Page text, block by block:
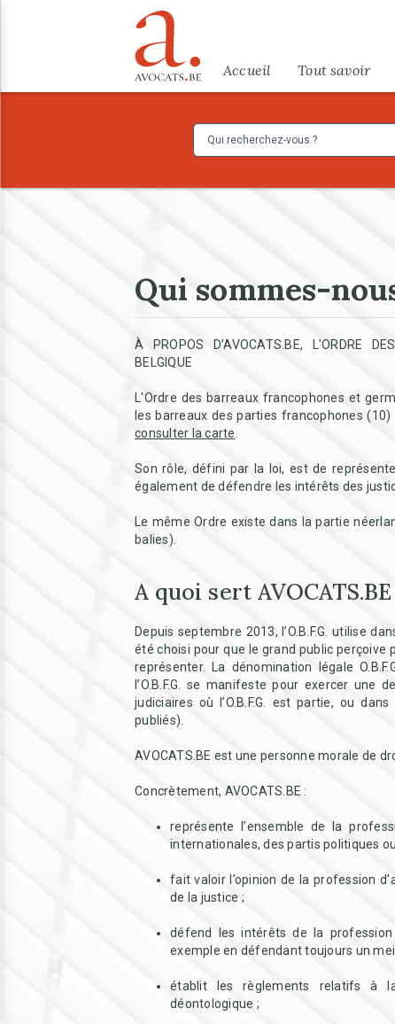
Menu
Accueil Tout savoir
Qui sommes-
À PROPOS D’AVOCATS.BE, L'ORDRE
BELGIQUE
L'Ordre des barreaux francophones et
les barreaux des parties francophones
consulter la carte
Son rôle, défini par la loi, est de
également de défendre les intérêts des
Le même Ordre existe dans la partie
balies).
A quoi sert AVOCATS.BE
Depuis septembre 2013, l’O.B.F.G. utilise
été choisi pour que le grand public perçoive
représenter. La dénomination légale
l’O.B.F.G. se manifeste pour exercer une
judiciaires où l’O.B.F.G. est partie, ou
publiés).
AVOCATS.BE est une personne morale de
Concrètement, AVOCATS.BE :
représente l’ensemble de la
internationales, des partis politiques
fait valoir l’opinion de la profession
de la justice ;
défend les intérêts de la
exemple en défendant toujours un
établit les règlements relatifs à
déontologique ;